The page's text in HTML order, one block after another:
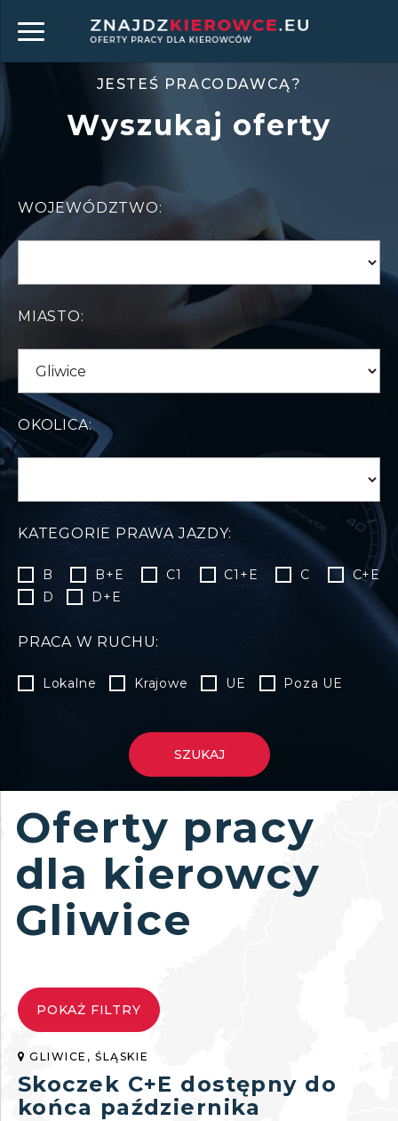
JESTEŚ PRACODAWCĄ?
Wyszukaj oferty
WOJEWÓDZTWO:
MIASTO:
OKOLICA:
KATEGORIE PRAWA JAZDY:
B B+E C1 C1+E C
C+E
D
D+E
PRACA W RUCHU:
Lokalne Krajowe UE Poza UE
SZUKAJ
Oferty pracy
dla kierowcy
Gliwice
POKAŻ FILTRY
GLIWICE, ŚLĄSKIE
Skoczek C+E dostępny do
końca października